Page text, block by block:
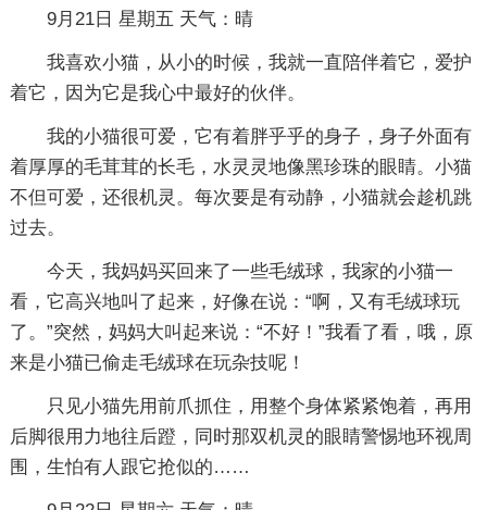
9月21日 星期五 天气：晴
我喜欢小猫，从小的时候，我就一直陪伴着它，爱护
着它，因为它是我心中最好的伙伴。
我的小猫很可爱，它有着胖乎乎的身子，身子外面有
着厚厚的毛茸茸的长毛，水灵灵地像黑珍珠的眼睛。小猫
不但可爱，还很机灵。每次要是有动静，小猫就会趁机跳
过去。
今天，我妈妈买回来了一些毛绒球，我家的小猫一
看，它高兴地叫了起来，好像在说：“啊，又有毛绒球玩
了。”突然，妈妈大叫起来说：“不好！”我看了看，哦，原
来是小猫已偷走毛绒球在玩杂技呢！
只见小猫先用前爪抓住，用整个身体紧紧饱着，再用
后脚很用力地往后蹬，同时那双机灵的眼睛警惕地环视周
围，生怕有人跟它抢似的……